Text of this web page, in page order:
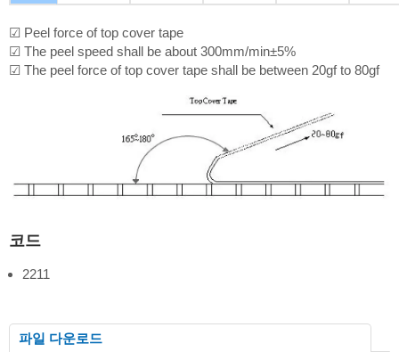
☑ Peel force of top cover tape
☑ The peel speed shall be about 300mm/min±5%
☑ The peel force of top cover tape shall be between 20gf to 80gf
코드
2211
파일 다운로드